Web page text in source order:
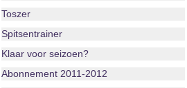
Toszer
Spitsentrainer
Klaar voor seizoen?
Abonnement 2011-2012